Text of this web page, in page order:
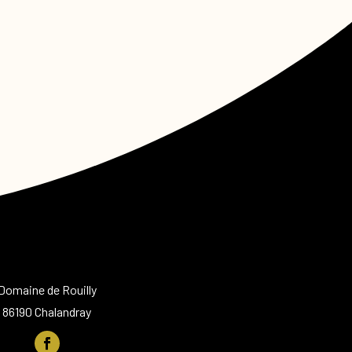
de Rouilly
86190 Chalandray